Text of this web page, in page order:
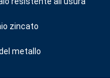
zincato
metallo